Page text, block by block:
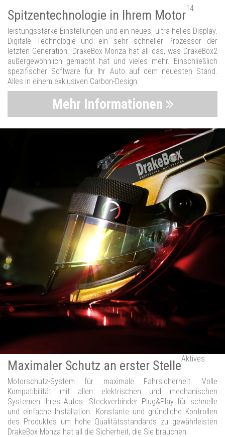
Spitzentechnologie in Ihrem Motor14
leistungsstarke Einstellungen und ein neues, ultra-helles Display.
Digitale Technologie und ein sehr schneller Prozessor der
letzten Generation. DrakeBox Monza hat all das, was DrakeBox2
außergewöhnlich gemacht hat und vieles mehr. Einschließlich
spezifischer Software für Ihr Auto auf dem neuesten Stand.
Alles in einem exklusiven Carbon-Design.
Mehr Informationen
Maximaler Schutz an erster StelleAktives
Motorschutz-System für maximale Fahrsicherheit. Volle
Kompatibilität mit allen elektrischen und mechanischen
Systemen Ihres Autos. Steckverbinder Plug&Play für schnelle
und einfache Installation. Konstante und gründliche Kontrollen
des Produktes um hohe Qualitätsstandards zu gewährleisten
DrakeBox Monza hat all die Sicherheit, die Sie brauchen.